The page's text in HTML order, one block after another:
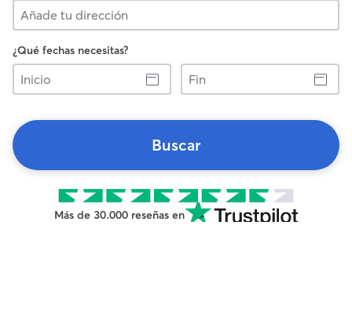
¿Qué fechas necesitas?
Inicio
Fin
Buscar
Más de 30.000 reseñas en